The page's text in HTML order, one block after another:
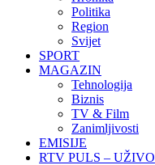
Politika
Region
Svijet
SPORT
MAGAZIN
Tehnologija
Biznis
TV & Film
Zanimljivosti
EMISIJE
RTV PULS – UŽIVO